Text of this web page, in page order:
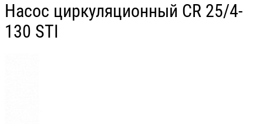
Насос циркуляционный СR 25/4-
130 STI